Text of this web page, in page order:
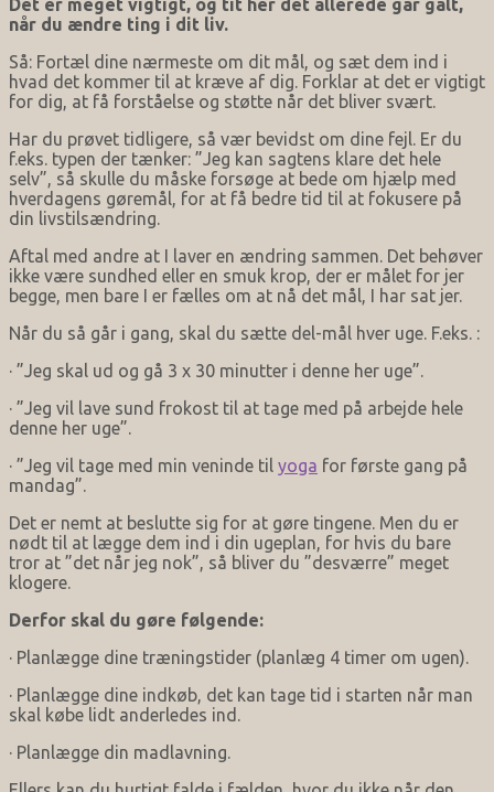
Det er meget vigtigt, og tit her det allerede går galt,
når du ændre ting i dit liv.
Så: Fortæl dine nærmeste om dit mål, og sæt dem ind i
hvad det kommer til at kræve af dig. Forklar at det er vigtigt
for dig, at få forståelse og støtte når det bliver svært.
Har du prøvet tidligere, så vær bevidst om dine fejl. Er du
f.eks. typen der tænker: ”Jeg kan sagtens klare det hele
selv”, så skulle du måske forsøge at bede om hjælp med
hverdagens gøremål, for at få bedre tid til at fokusere på
din livstilsændring.
Aftal med andre at I laver en ændring sammen. Det behøver
ikke være sundhed eller en smuk krop, der er målet for jer
begge, men bare I er fælles om at nå det mål, I har sat jer.
Når du så går i gang, skal du sætte del-mål hver uge. F.eks. :
· ”Jeg skal ud og gå 3 x 30 minutter i denne her uge”.
· ”Jeg vil lave sund frokost til at tage med på arbejde hele
denne her uge”.
· ”Jeg vil tage med min veninde til yoga for første gang på
mandag”.
Det er nemt at beslutte sig for at gøre tingene. Men du er
nødt til at lægge dem ind i din ugeplan, for hvis du bare
tror at ”det når jeg nok”, så bliver du ”desværre” meget
klogere.
Derfor skal du gøre følgende:
· Planlægge dine træningstider (planlæg 4 timer om ugen).
· Planlægge dine indkøb, det kan tage tid i starten når man
skal købe lidt anderledes ind.
· Planlægge din madlavning.